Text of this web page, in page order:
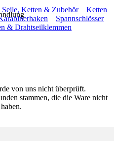
Seile, Ketten & Zubehör
Ketten
Spannschlösser
& Drahtseilklemmen
von uns nicht überprüft.
stammen, die die Ware nicht